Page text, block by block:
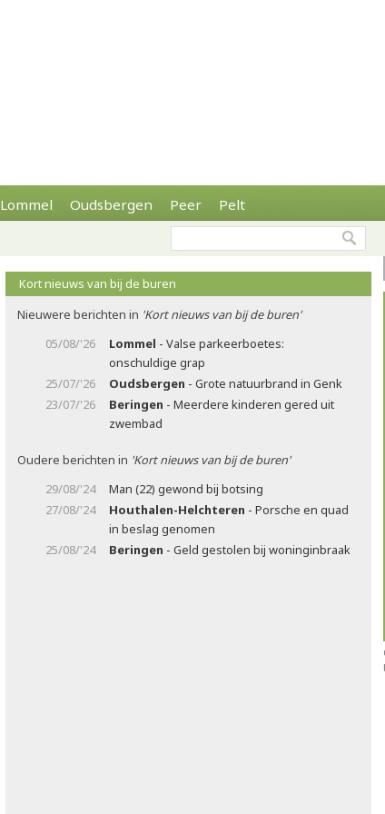
Lommel Oudsbergen Peer Pelt
Kort nieuws van bij de buren
Nieuwere berichten in 'Kort nieuws van bij de buren'
05/08/'26
Lommel - Valse parkeerboetes:
onschuldige grap
25/07/'26
Oudsbergen - Grote natuurbrand in Genk
23/07/'26
Beringen - Meerdere kinderen gered uit
zwembad
Oudere berichten in 'Kort nieuws van bij de buren'
29/08/'24
Man (22) gewond bij botsing
27/08/'24
Houthalen-Helchteren - Porsche en quad
in beslag genomen
25/08/'24
Beringen - Geld gestolen bij woninginbraak